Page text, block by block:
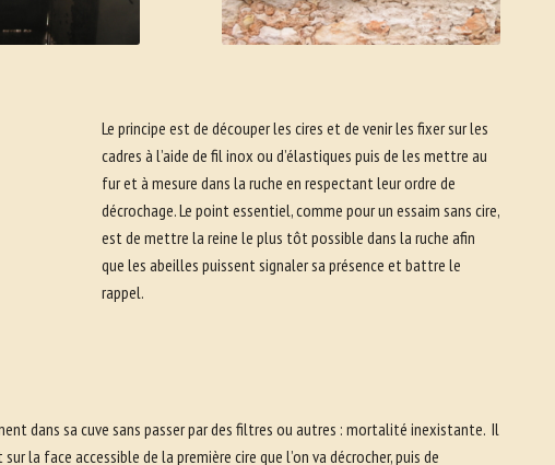
Le principe est de découper les cires et de venir les fixer sur les
cadres à l’aide de fil inox ou d’élastiques puis de les mettre au
fur et à mesure dans la ruche en respectant leur ordre de
décrochage. Le point essentiel, comme pour un essaim sans cire,
est de mettre la reine le plus tôt possible dans la ruche afin
que les abeilles puissent signaler sa présence et battre le
rappel.
dans sa cuve sans passer par des filtres ou autres : mortalité inexistante. Il
la face accessible de la première cire que l’on va décrocher, puis de